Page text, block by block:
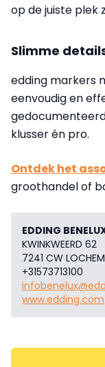
op de juiste plek
Slimme
edding markers
eenvoudig en
klusser én pro.
Ontdek het
groothandel of
EDDING
KWINKWEERD 62
7241 CW LOCHEM
+31573713100
www.edding.com